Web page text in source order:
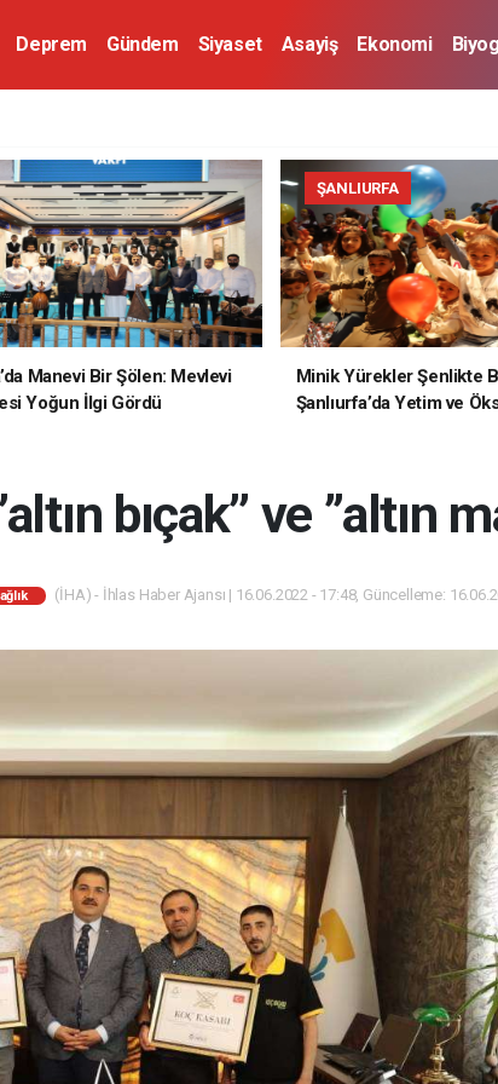
Deprem Gündem Siyaset Asayiş Ekonomi
Manevi Bir Şölen: Mevlevi
Yoğun İlgi Gördü
ŞANLIURFA
Minik Yürekler Şenlikte
Şanlıurfa’da Yetim ve
bıçak’’ ve ’’altın
(İHA) - İhlas Haber Ajansı | 16.06.2022 - 17:48, Güncelleme: